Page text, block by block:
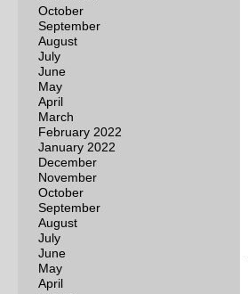
October
September
August
July
June
May
April
March
February 2022
January 2022
December
November
October
September
August
July
June
May
April